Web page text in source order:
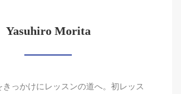
Yasuhiro Morita
けにレッスンの道へ。初レッス